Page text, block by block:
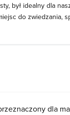
był idealny dla
do zwiedzania,
dla